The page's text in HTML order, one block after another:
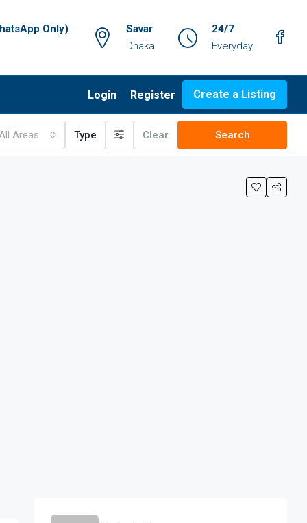
Only)
Savar
Dhaka
24/7
Everyday
Login Register Create a Listing
Areas Type Clear Search